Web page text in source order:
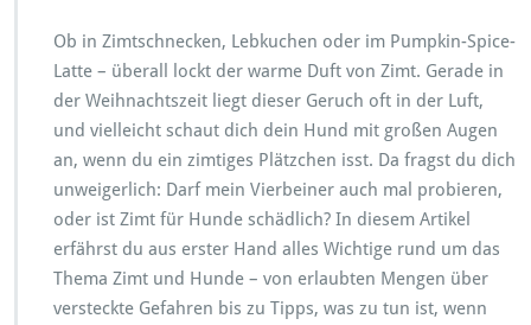
o
d
e
g
e
f
ä
r
l
i
Ob in Zimtschnecken, Lebkuchen oder im Pumpkin-Spice-
Latte – überall lockt der warme Duft von Zimt. Gerade in
der Weihnachtszeit liegt dieser Geruch oft in der Luft,
und vielleicht schaut dich dein Hund mit großen Augen
an, wenn du ein zimtiges Plätzchen isst. Da fragst du dich
unweigerlich: Darf mein Vierbeiner auch mal probieren,
oder ist Zimt für Hunde schädlich? In diesem Artikel
erfährst du aus erster Hand alles Wichtige rund um das
Thema Zimt und Hunde – von erlaubten Mengen über
versteckte Gefahren bis zu Tipps, was zu tun ist, wenn